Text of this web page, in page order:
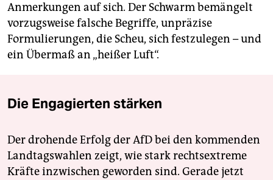
Anmerkungen auf sich. Der Schwarm bemängelt
vorzugsweise falsche Begriffe, unpräzise
Formulierungen, die Scheu, sich festzulegen – und
ein Übermaß an „heißer Luft“.
Die Engagierten stärken
Der drohende Erfolg der AfD bei den kommenden
Landtagswahlen zeigt, wie stark rechtsextreme
Kräfte inzwischen geworden sind. Gerade jetzt